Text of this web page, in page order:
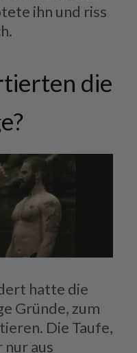
ihn und riss
die
hatte die
Gründe, zum
Die Taufe,
nur aus